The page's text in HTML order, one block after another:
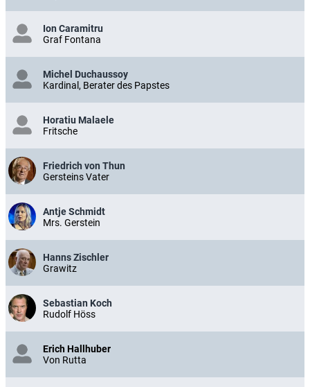
Ion Caramitru
Graf Fontana
Michel Duchaussoy
Kardinal, Berater des Papstes
Horatiu Malaele
Fritsche
Friedrich von Thun
Gersteins Vater
Antje Schmidt
Mrs. Gerstein
Hanns Zischler
Grawitz
Sebastian Koch
Rudolf Höss
Erich Hallhuber
Von Rutta